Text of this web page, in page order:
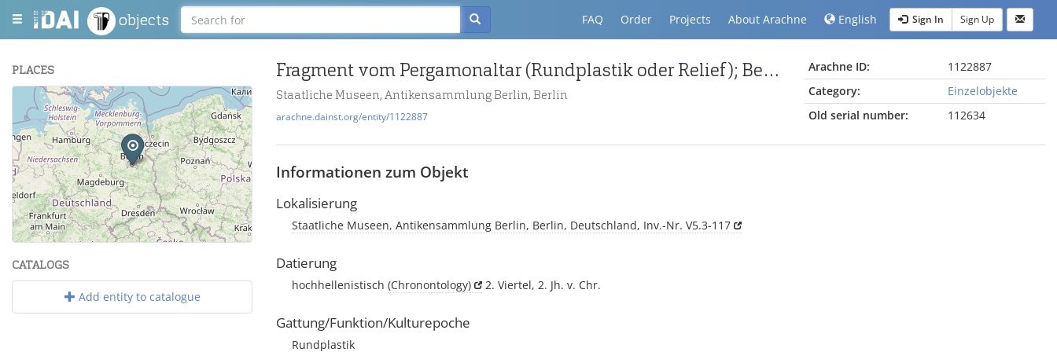
objects FAQ Order Projects About Arachne English Sign In Sign Up
PLACES
+
−
Leaflet| Maps and Data ©OpenStreetMap.
CATALOGS
Add entity to catalogue
Fragment vom Pergamonaltar (Rundplastik oder Relief); Berlin:Relief / Statue (?), Gewandstück
Staatliche Museen, Antikensammlung Berlin, Berlin
arachne.dainst.org/entity/1122887
Arachne ID:
1122887
Category:
Einzelobjekte
Old serial number:
112634
Informationen zum Objekt
Lokalisierung
Staatliche Museen, Antikensammlung Berlin, Berlin, Deutschland, Inv.-Nr. V5.3-117
Datierung
hochhellenistisch (Chronontology) 2. Viertel, 2. Jh. v. Chr.
Gattung/Funktion/Kulturepoche
Rundplastik